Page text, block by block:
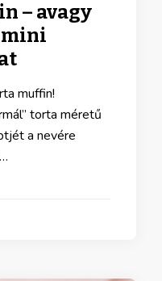
– avagy
mini
muffin!
torta méretű
a nevére